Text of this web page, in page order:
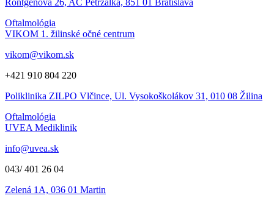
Röntgenova 26, AC Petržalka, 851 01 Bratislava
Oftalmológia
VIKOM 1. žilinské očné centrum
vikom@vikom.sk
+421 910 804 220
Poliklinika ZILPO Vlčince, Ul. Vysokoškolákov 31, 010 08 Žilina
Oftalmológia
UVEA Mediklinik
info@uvea.sk
043/ 401 26 04
Zelená 1A, 036 01 Martin